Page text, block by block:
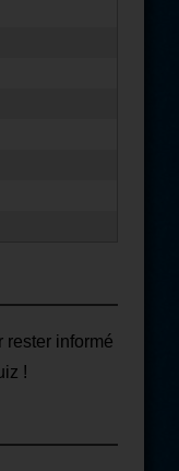
rester informé
!